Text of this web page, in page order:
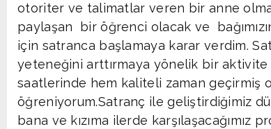
otoriter ve talimatlar veren bir anne
paylaşan bir öğrenci olacak ve
için satranca başlamaya karar verdim.
yeteneğini arttırmaya yönelik bir aktivite
saatlerinde hem kaliteli zaman geçirmiş
öğreniyorum.Satranç ile geliştirdiğimiz
bana ve kızıma ilerde